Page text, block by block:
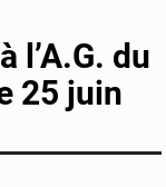
l’A.G. du
25 juin